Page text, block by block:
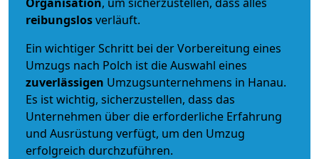
reibungslosverläuft.
Ein wichtiger Schritt bei der Vorbereitung eines
Umzugs nach Polch ist die Auswahl eines
zuverlässigen Umzugsunternehmens in Hanau.
Es ist wichtig, sicherzustellen, dass das
Unternehmen über die erforderliche Erfahrung
und Ausrüstung verfügt, um den Umzug
erfolgreich durchzuführen.